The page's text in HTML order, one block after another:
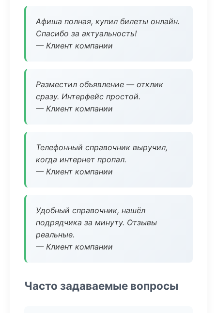
Афиша полная, купил билеты онлайн.
Спасибо за актуальность!
— Клиент компании
Разместил объявление — отклик
сразу. Интерфейс простой.
— Клиент компании
Телефонный справочник выручил,
когда интернет пропал.
— Клиент компании
Удобный справочник, нашёл
подрядчика за минуту. Отзывы
реальные.
— Клиент компании
Часто задаваемые вопросы